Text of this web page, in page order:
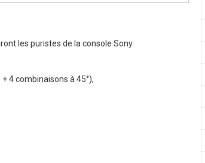
les puristes de la console Sony.
4 combinaisons à 45°),